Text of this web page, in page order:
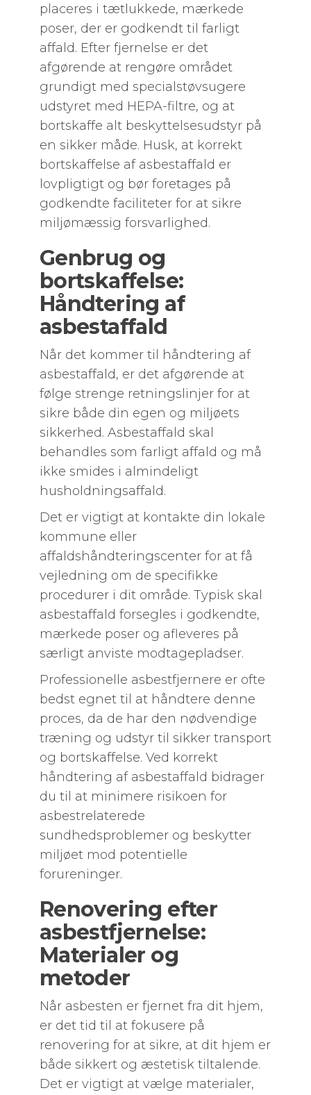
placeres i tætlukkede, mærkede
poser, der er godkendt til farligt
affald. Efter fjernelse er det
afgørende at rengøre området
grundigt med specialstøvsugere
udstyret med HEPA-filtre, og at
bortskaffe alt beskyttelsesudstyr på
en sikker måde. Husk, at korrekt
bortskaffelse af asbestaffald er
lovpligtigt og bør foretages på
godkendte faciliteter for at sikre
miljømæssig forsvarlighed.
Genbrug og
bortskaffelse:
Håndtering af
asbestaffald
Når det kommer til håndtering af
asbestaffald, er det afgørende at
følge strenge retningslinjer for at
sikre både din egen og miljøets
sikkerhed. Asbestaffald skal
behandles som farligt affald og må
ikke smides i almindeligt
husholdningsaffald.
Det er vigtigt at kontakte din lokale
kommune eller
affaldshåndteringscenter for at få
vejledning om de specifikke
procedurer i dit område. Typisk skal
asbestaffald forsegles i godkendte,
mærkede poser og afleveres på
særligt anviste modtagepladser.
Professionelle asbestfjernere er ofte
bedst egnet til at håndtere denne
proces, da de har den nødvendige
træning og udstyr til sikker transport
og bortskaffelse. Ved korrekt
håndtering af asbestaffald bidrager
du til at minimere risikoen for
asbestrelaterede
sundhedsproblemer og beskytter
miljøet mod potentielle
forureninger.
Renovering efter
asbestfjernelse:
Materialer og
metoder
Når asbesten er fjernet fra dit hjem,
er det tid til at fokusere på
renovering for at sikre, at dit hjem er
både sikkert og æstetisk tiltalende.
Det er vigtigt at vælge materialer,